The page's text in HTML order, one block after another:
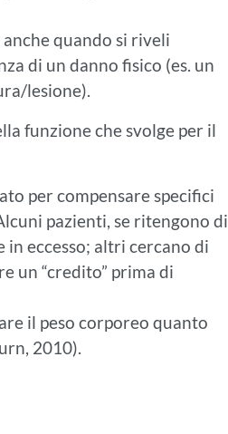
quando si riveli
di un danno fisico (es. un
lesione).
funzione che svolge per il
per compensare specifici
pazienti, se ritengono di
in eccesso; altri cercano di
un “credito” prima di
il peso corporeo quanto
2010).